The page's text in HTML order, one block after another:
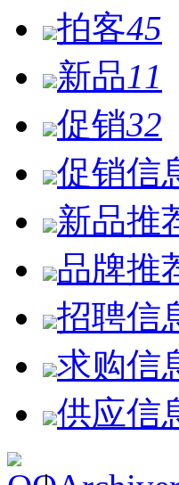
拍客45
新品11
促销32
促销信
新品推
品牌推
招聘信
求购信
供应信